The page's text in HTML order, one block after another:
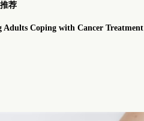
荐
Adults Coping with Cancer Treatment